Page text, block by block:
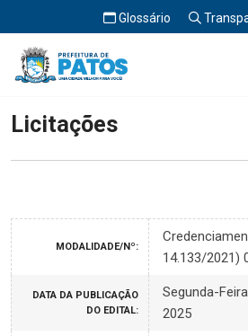
Glossário
Início Licitações
Licitações
MODALIDADE/Nº:
14.133/2021)
DATA DA PUBLICAÇÃO
DO EDITAL:
Segunda-
2025